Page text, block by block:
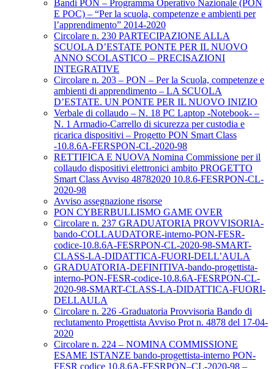
Bandi PON – Programma Operativo Nazionale (PON
E POC) – “Per la scuola, competenze e ambienti per
l’apprendimento” 2014-2020
Circolare n. 230 PARTECIPAZIONE ALLA
SCUOLA D’ESTATE PONTE PER IL NUOVO
ANNO SCOLASTICO – PRECISAZIONI
INTEGRATIVE
Circolare n. 203 – PON – Per la Scuola, competenze e
ambienti di apprendimento – LA SCUOLA
D’ESTATE. UN PONTE PER IL NUOVO INIZIO
Verbale di collaudo – N. 18 PC Laptop -Notebook- –
N. 1 Armadio-Carrello di sicurezza per custodia e
ricarica dispositivi – Progetto PON Smart Class
-10.8.6A-FERSPON-CL-2020-98
RETTIFICA E NUOVA Nomina Commissione per il
collaudo dispositivi elettronici ambito PROGETTO
Smart Class Avviso 48782020 10.8.6-FESRPON-CL-
2020-98
Avviso assegnazione risorse
PON CYBERBULLISMO GAME OVER
Circolare n. 237 GRADUATORIA PROVVISORIA-
bando-COLLAUDATORE-interno-PON-FESR-
codice-10.8.6A-FESRPON-CL-2020-98-SMART-
CLASS-LA-DIDATTICA-FUORI-DELL’AULA
GRADUATORIA-DEFINITIVA-bando-progettista-
interno-PON-FESR-codice-10.8.6A-FESRPON-CL-
2020-98-SMART-CLASS-LA-DIDATTICA-FUORI-
DELLAULA
Circolare n. 226 -Graduatoria Provvisoria Bando di
reclutamento Progettista Avviso Prot n. 4878 del 17-04-
2020
Circolare n. 224 – NOMINA COMMISSIONE
ESAME ISTANZE bando-progettista-interno PON-
FESR codice 10.8.6A-FESRPON–CL-2020-98 –